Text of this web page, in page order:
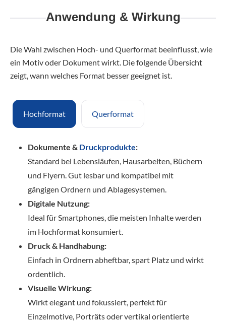
Anwendung & Wirkung
Die Wahl zwischen Hoch- und Querformat beeinflusst, wie
ein Motiv oder Dokument wirkt. Die folgende Übersicht
zeigt, wann welches Format besser geeignet ist.
Hochformat Querformat
Dokumente & Druckprodukte:
Standard bei Lebensläufen, Hausarbeiten, Büchern
und Flyern. Gut lesbar und kompatibel mit
gängigen Ordnern und Ablagesystemen.
Digitale Nutzung:
Ideal für Smartphones, die meisten Inhalte werden
im Hochformat konsumiert.
Druck & Handhabung:
Einfach in Ordnern abheftbar, spart Platz und wirkt
ordentlich.
Visuelle Wirkung:
Wirkt elegant und fokussiert, perfekt für
Einzelmotive, Porträts oder vertikal orientierte